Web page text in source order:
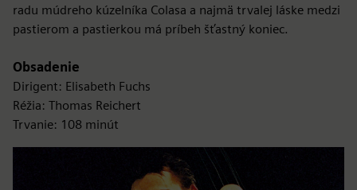
radu múdreho kúzelníka Colasa a najmä trvalej láske medzi
pastierom a pastierkou má príbeh šťastný koniec.
Obsadenie
Dirigent: Elisabeth Fuchs
Réžia: Thomas Reichert
Trvanie: 108 minút